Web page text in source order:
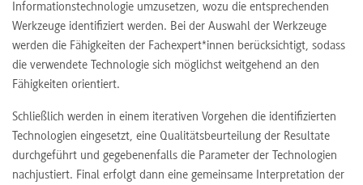
Informationstechnologie umzusetzen, wozu die entsprechenden
Werkzeuge identifiziert werden. Bei der Auswahl der Werkzeuge
werden die Fähigkeiten der Fachexpert*innen berücksichtigt, sodass
die verwendete Technologie sich möglichst weitgehend an den
Fähigkeiten orientiert.
Schließlich werden in einem iterativen Vorgehen die identifizierten
Technologien eingesetzt, eine Qualitätsbeurteilung der Resultate
durchgeführt und gegebenenfalls die Parameter der Technologien
nachjustiert. Final erfolgt dann eine gemeinsame Interpretation der